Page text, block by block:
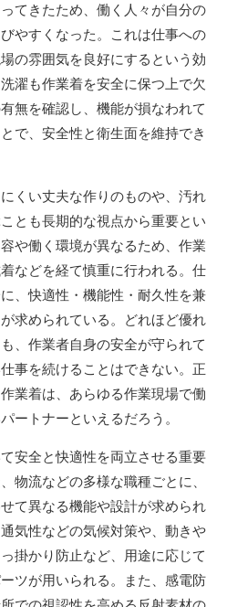
てきたため、働く人々が自分の
やすくなった。これは仕事への
の雰囲気を良好にするという効
濯も作業着を安全に保つ上で欠
無を確認し、機能が損なわれて
で、安全性と衛生面を維持でき
くい丈夫な作りのものや、汚れ
とも長期的な視点から重要とい
や働く環境が異なるため、作業
などを経て慎重に行われる。仕
、快適性・機能性・耐久性を兼
求められている。どれほど優れ
、作業者自身の安全が守られて
事を続けることはできない。正
業着は、あらゆる作業現場で働
ートナーといえるだろう。
安全と快適性を両立させる重要
物流などの多様な職種ごとに、
て異なる機能や設計が求められ
気性などの気候対策や、動きや
掛かり防止など、用途に応じて
ツが用いられる。また、感電防